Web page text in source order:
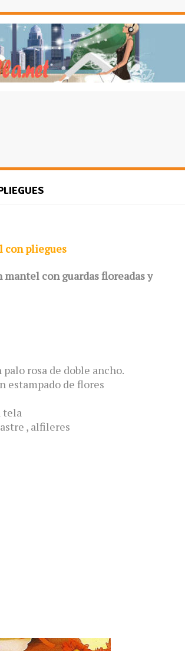
con pliegues
con guardas floreadas y
rosa de doble ancho.
estampado de flores
tela
, alfileres